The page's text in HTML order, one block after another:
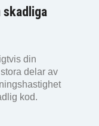
din
delar av
kod.